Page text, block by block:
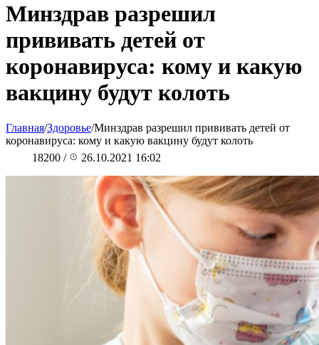
Минздрав разрешил
прививать детей от
коронавируса: кому и какую
вакцину будут колоть
Главная/Здоровье/Минздрав разрешил прививать детей от
коронавируса: кому и какую вакцину будут колоть
18200 / 26.10.2021 16:02